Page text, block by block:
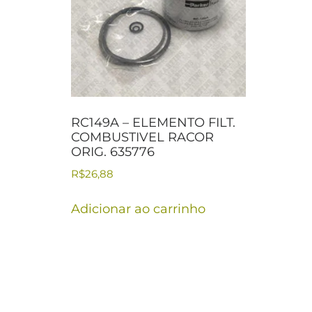
RC149A – ELEMENTO FILT.
COMBUSTIVEL RACOR
ORIG. 635776
R$26,88
Adicionar ao carrinho